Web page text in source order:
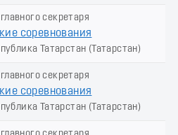
секретаря
соревнования
Татарстан (Татарстан)
секретаря
соревнования
Татарстан (Татарстан)